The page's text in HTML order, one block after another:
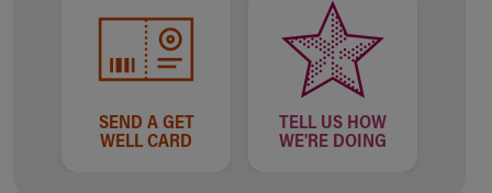
SEND A GET
WELL CARD
TELL US HOW
WE'RE DOING